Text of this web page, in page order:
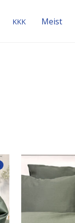
KKK Meist